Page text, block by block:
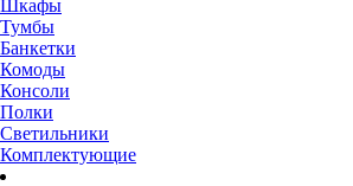
Шкафы
Тумбы
Банкетки
Комоды
Консоли
Полки
Светильники
Комплектующие